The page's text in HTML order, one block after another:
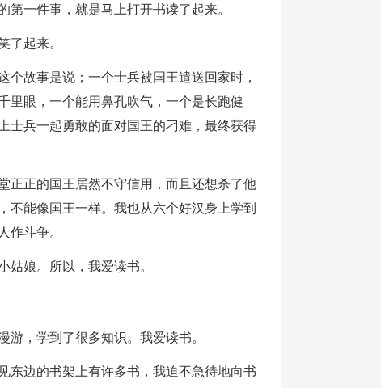
一件事，就是马上打开书读了起来。
了起来。
故事是说；一个士兵被国王遣送回家时，
里眼，一个能用鼻孔吹气，一个是长跑健
士兵一起勇敢的面对国王的刁难，最终获得
正正的国王居然不守信用，而且还想杀了他
不能像国王一样。我也从六个好汉身上学到
作斗争。
姑娘。所以，我爱读书。
，学到了很多知识。我爱读书。
东边的书架上有许多书，我迫不急待地向书